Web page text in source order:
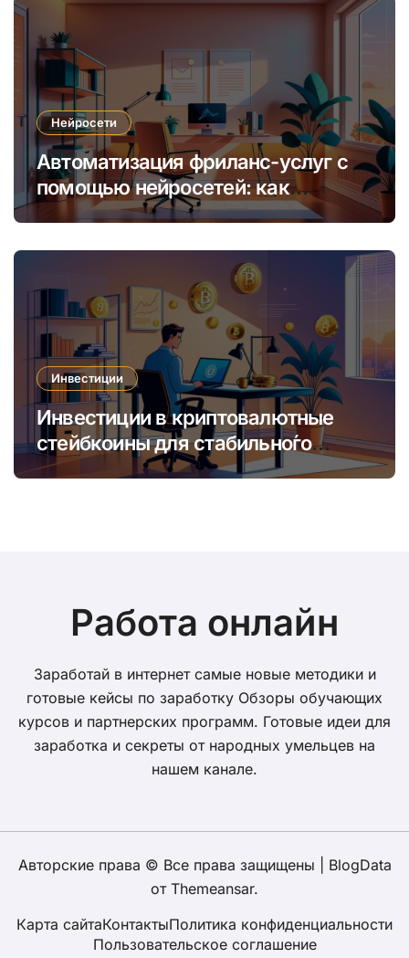
Нейросети
Автоматизация фриланс-услуг с
помощью нейросетей: как
увеличить доход и сократить
Инвестиции
Инвестиции в криптовалютные
стейбкоины для стабильно́го
онлайн-заработка в условиях
Работа онлайн
Заработай в интернет самые новые методики и
готовые кейсы по заработку Обзоры обучающих
курсов и партнерских программ. Готовые идеи для
заработка и секреты от народных умельцев на
нашем канале.
Авторские права © Все права защищены
BlogData
от Themeansar.
Карта сайтаКонтактыПолитика конфиденциальности
Пользовательское соглашение